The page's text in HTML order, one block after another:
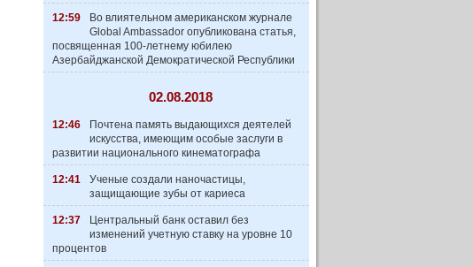
12:59
Во влиятельном американском журнале
Global Ambassador опубликована статья,
посвященная 100-летнему юбилею
Азербайджанской Демократической Республики
02.08.2018
12:46
Почтена память выдающихся деятелей
искусства, имеющим особые заслуги в
развитии национального кинематографа
12:41
Ученые создали наночастицы,
защищающие зубы от кариеса
12:37
Центральный банк оставил без
изменений учетную ставку на уровне 10
процентов